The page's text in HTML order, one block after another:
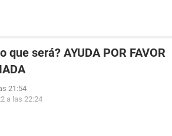
será? AYUDA POR FAVOR
21:54
a las 22:24